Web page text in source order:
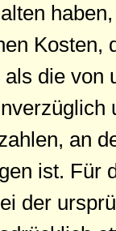
Kosten,
als die von
an
ist. Für
der